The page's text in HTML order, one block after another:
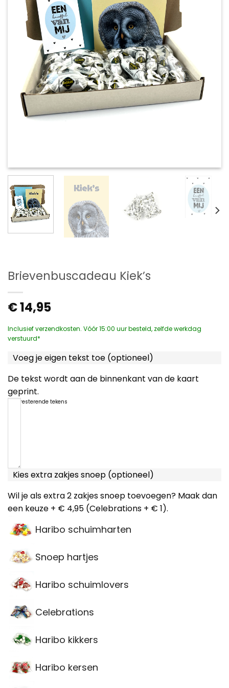
Brievenbuscadeau Kiek’s
€14,95
Inclusief verzendkosten. Vóór 15:00 uur besteld, zelfde werkdag
verstuurd*
Voeg je eigen tekst toe (optioneel)
De tekst wordt aan de binnenkant van de kaart
geprint.
resterende tekens
Kies extra zakjes snoep (optioneel)
Wil je als extra 2 zakjes snoep toevoegen? Maak dan
een keuze + € 4,95 (Celebrations + € 1).
Haribo schuimharten
Snoep hartjes
Haribo schuimlovers
Celebrations
Haribo kikkers
Haribo kersen